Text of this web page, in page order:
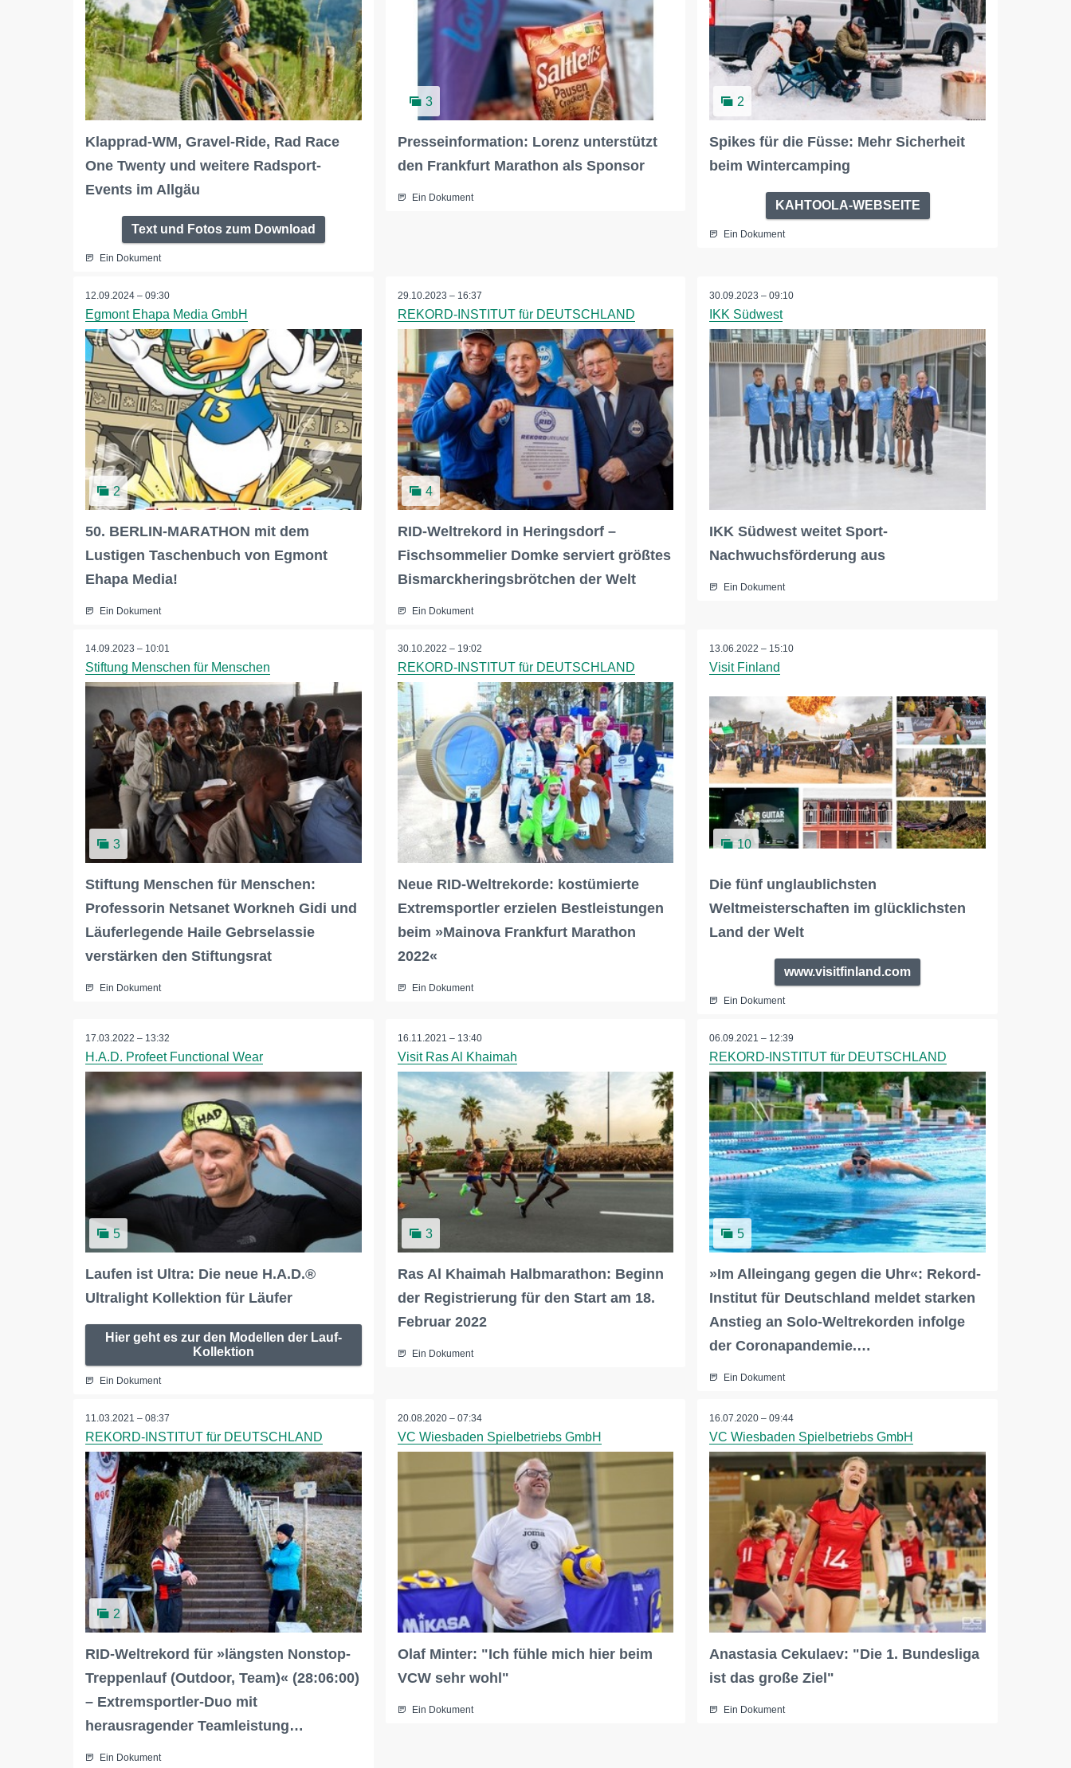
Klapprad-WM, Gravel-Ride, Rad Race
One Twenty und weitere Radsport-
Events im Allgäu
Text und Fotos zum Download
Ein Dokument
3
Presseinformation: Lorenz unterstützt
den Frankfurt Marathon als Sponsor
Ein Dokument
2
Spikes für die Füsse: Mehr Sicherheit
beim Wintercamping
KAHTOOLA-WEBSEITE
Ein Dokument
12.09.2024 – 09:30
Egmont Ehapa Media GmbH
2
50. BERLIN-MARATHON mit dem
Lustigen Taschenbuch von Egmont
Ehapa Media!
Ein Dokument
29.10.2023 – 16:37
REKORD-INSTITUT für DEUTSCHLAND
4
RID-Weltrekord in Heringsdorf –
Fischsommelier Domke serviert größtes
Bismarckheringsbrötchen der Welt
Ein Dokument
30.09.2023 – 09:10
IKK Südwest
IKK Südwest weitet Sport-
Nachwuchsförderung aus
Ein Dokument
14.09.2023 – 10:01
Stiftung Menschen für Menschen
3
Stiftung Menschen für Menschen:
Professorin Netsanet Workneh Gidi und
Läuferlegende Haile Gebrselassie
verstärken den Stiftungsrat
Ein Dokument
30.10.2022 – 19:02
REKORD-INSTITUT für DEUTSCHLAND
Neue RID-Weltrekorde: kostümierte
Extremsportler erzielen Bestleistungen
beim »Mainova Frankfurt Marathon
2022«
Ein Dokument
13.06.2022 – 15:10
Visit Finland
10
Die fünf unglaublichsten
Weltmeisterschaften im glücklichsten
Land der Welt
www.visitfinland.com
Ein Dokument
17.03.2022 – 13:32
H.A.D. Profeet Functional Wear
5
Laufen ist Ultra: Die neue H.A.D.®
Ultralight Kollektion für Läufer
Hier geht es zur den Modellen der Lauf-
Kollektion
Ein Dokument
16.11.2021 – 13:40
Visit Ras Al Khaimah
3
Ras Al Khaimah Halbmarathon: Beginn
der Registrierung für den Start am 18.
Februar 2022
Ein Dokument
06.09.2021 – 12:39
REKORD-INSTITUT für DEUTSCHLAND
5
»Im Alleingang gegen die Uhr«: Rekord-
Institut für Deutschland meldet starken
Anstieg an Solo-Weltrekorden infolge
der Coronapandemie.…
Ein Dokument
11.03.2021 – 08:37
REKORD-INSTITUT für DEUTSCHLAND
2
RID-Weltrekord für »längsten Nonstop-
Treppenlauf (Outdoor, Team)« (28:06:00)
– Extremsportler-Duo mit
herausragender Teamleistung…
Ein Dokument
20.08.2020 – 07:34
VC Wiesbaden Spielbetriebs GmbH
Olaf Minter: "Ich fühle mich hier beim
VCW sehr wohl"
Ein Dokument
16.07.2020 – 09:44
VC Wiesbaden Spielbetriebs GmbH
Anastasia Cekulaev: "Die 1. Bundesliga
ist das große Ziel"
Ein Dokument